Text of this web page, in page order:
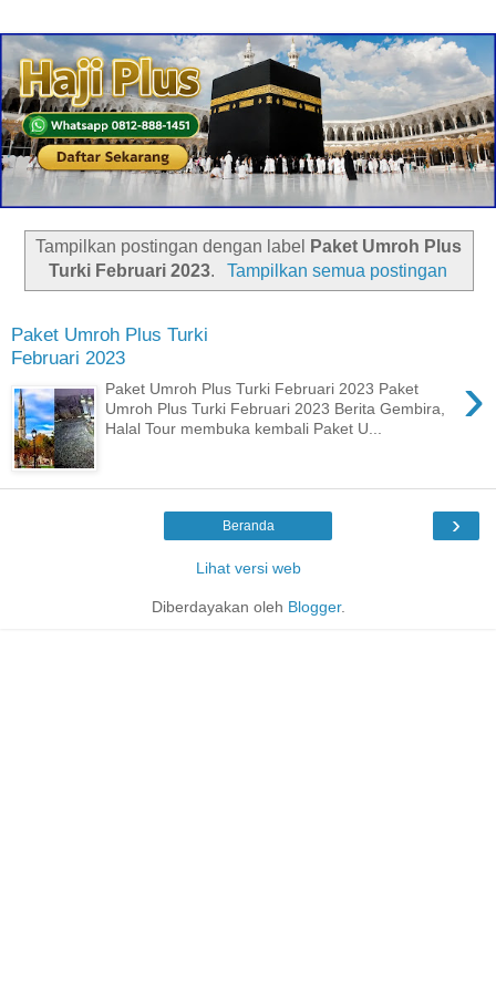
Tampilkan postingan dengan label
Paket Umroh Plus
Turki Februari 2023. Tampilkan semua postingan
Paket Umroh Plus Turki
Februari 2023
›
Paket Umroh Plus Turki Februari 2023 Paket
Umroh Plus Turki Februari 2023 Berita Gembira,
Halal Tour membuka kembali Paket U...
›
Beranda
Lihat versi web
Diberdayakan oleh Blogger.